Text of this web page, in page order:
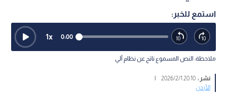
استمع للخبر:
0:00
1x
ملاحظة: النص المسموع ناتج عن نظام آلي
نشر :20:10 2026/2/1
|
الأردن